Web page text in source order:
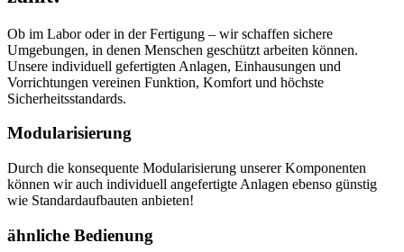
Ob im Labor oder in der Fertigung – wir schaffen sichere
Umgebungen, in denen Menschen geschützt arbeiten können.
Unsere individuell gefertigten Anlagen, Einhausungen und
Vorrichtungen vereinen Funktion, Komfort und höchste
Sicherheitsstandards.
Modularisierung
Durch die konsequente Modularisierung unserer Komponenten
können wir auch individuell angefertigte Anlagen ebenso günstig
wie Standardaufbauten anbieten!
ähnliche Bedienung